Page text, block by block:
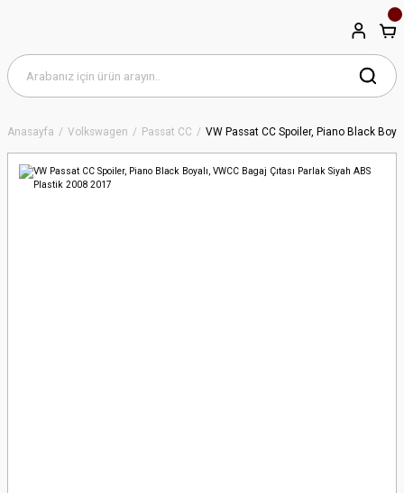
Anasayfa Volkswagen Passat CC VW Passat CC Spoiler, Piano Black